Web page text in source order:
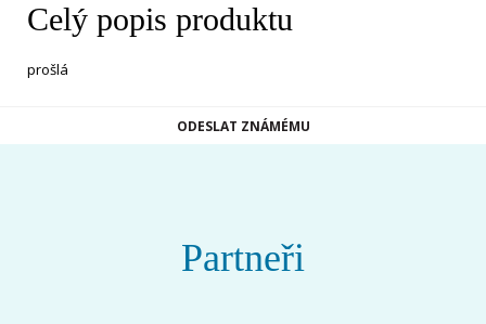
Celý popis produktu
prošlá
ODESLAT ZNÁMÉMU
Partneři